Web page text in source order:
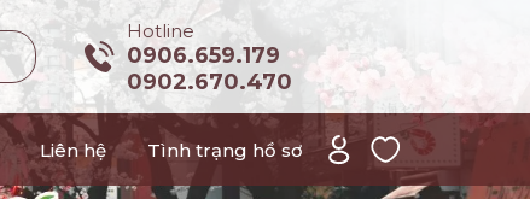
Hotline
0906.659.179
0902.670.470
Liên hệ Tình trạng hồ sơ